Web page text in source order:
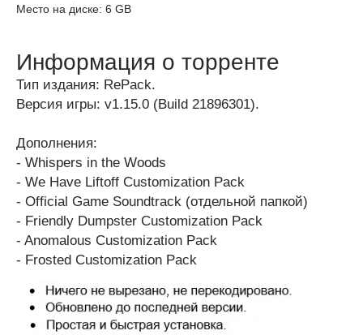
Место на диске: 6 GB
Информация о торренте
Тип издания: RePack.
Версия игры: v1.15.0 (Build 21896301).
Дополнения:
- Whispers in the Woods
- We Have Liftoff Customization Pack
- Official Game Soundtrack (отдельной папкой)
- Friendly Dumpster Customization Pack
- Anomalous Customization Pack
- Frosted Customization Pack